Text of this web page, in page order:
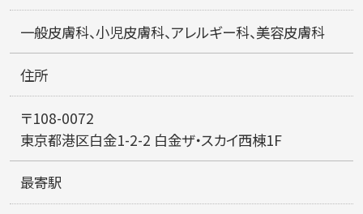
一般皮膚科、小児皮膚科、アレルギー科、美容皮膚科
住所
〒108-0072
東京都港区白金1-2-2 白金ザ・スカイ西棟1F
最寄駅